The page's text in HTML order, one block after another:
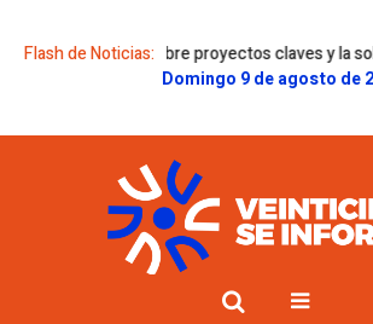
Flash de Noticias:
sobre proyectos claves y la solicitud de
Domingo 9 de agosto de